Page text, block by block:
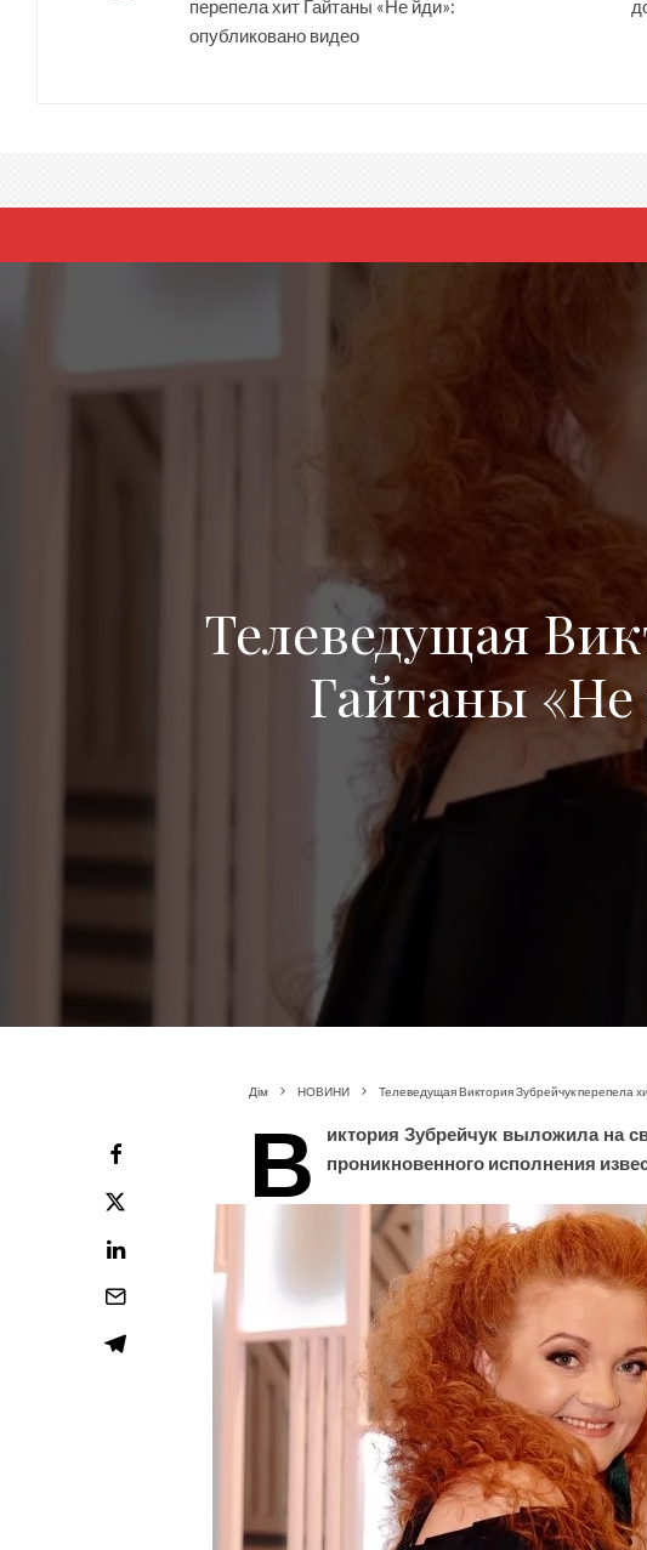
перепела хит Гайтаны «Не йди»:
опубликовано видео
Телеведущая
Гайтаны
Дім НОВИНИ Телеведущая Виктория Зубрейчук перепела
В
иктория Зубрейчук выложила на
проникновенного исполнения